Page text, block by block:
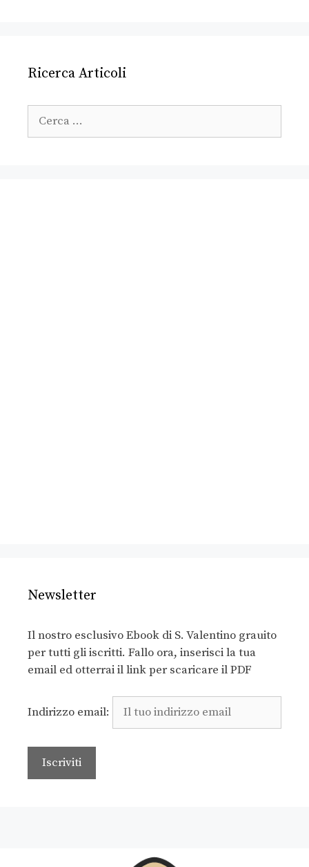
Ricerca Articoli
Newsletter
Il nostro esclusivo Ebook di S. Valentino grauito
per tutti gli iscritti. Fallo ora, inserisci la tua
email ed otterrai il link per scaricare il PDF
Indirizzo email: